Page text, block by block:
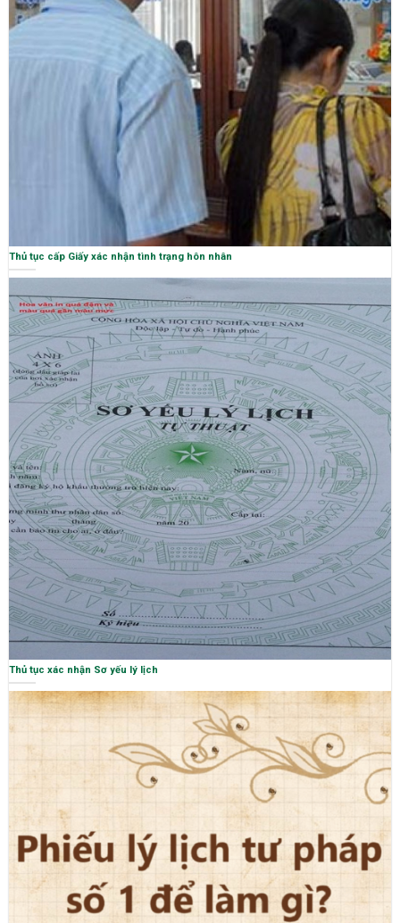
Thủ tục cấp Giấy xác nhận tình trạng hôn nhân
Thủ tục xác nhận Sơ yếu lý lịch